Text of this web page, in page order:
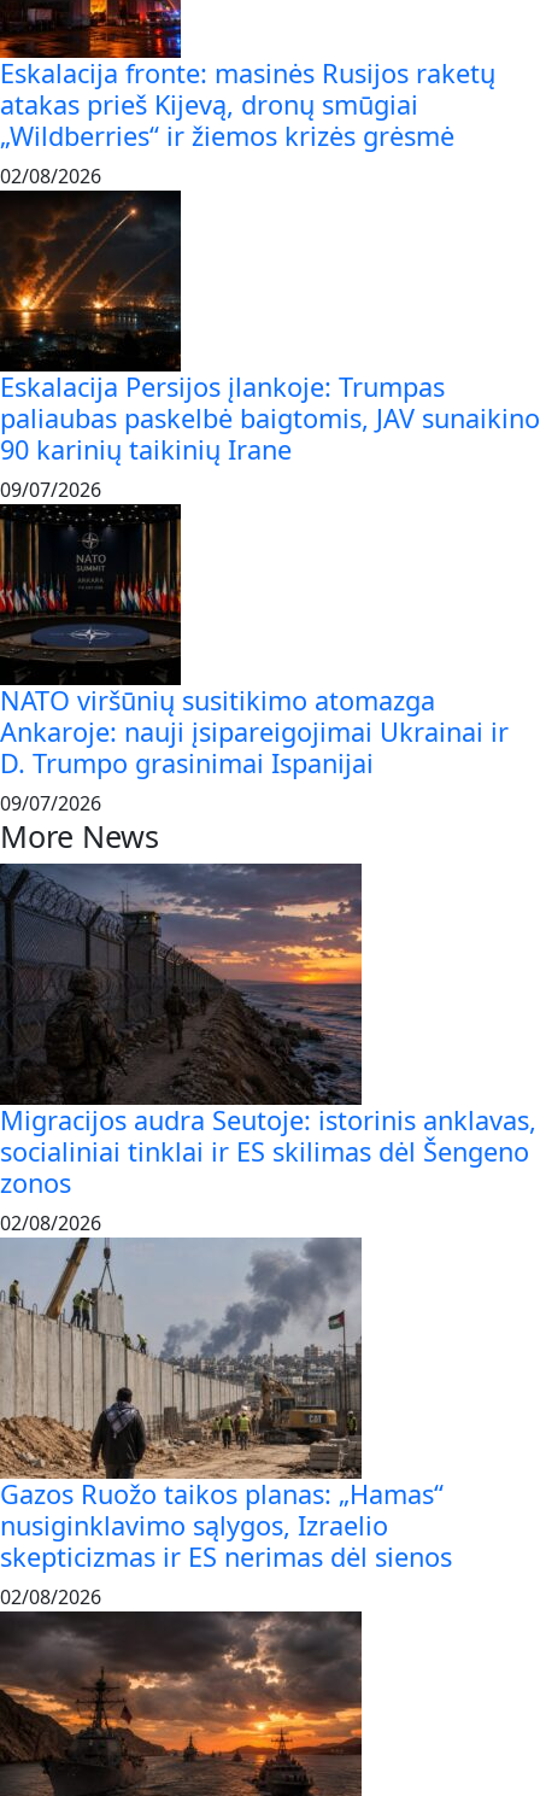
Eskalacija fronte: masinės Rusijos raketų
atakas prieš Kijevą, dronų smūgiai
„Wildberries“ ir žiemos krizės grėsmė
02/08/2026
Eskalacija Persijos įlankoje: Trumpas
paliaubas paskelbė baigtomis, JAV sunaikino
90 karinių taikinių Irane
09/07/2026
NATO viršūnių susitikimo atomazga
Ankaroje: nauji įsipareigojimai Ukrainai ir
D. Trumpo grasinimai Ispanijai
09/07/2026
More News
Migracijos audra Seutoje: istorinis anklavas,
socialiniai tinklai ir ES skilimas dėl Šengeno
zonos
02/08/2026
Gazos Ruožo taikos planas: „Hamas“
nusiginklavimo sąlygos, Izraelio
skepticizmas ir ES nerimas dėl sienos
02/08/2026